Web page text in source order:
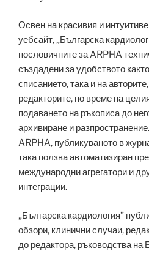
Освен на красивия и
уебсайт, „Българска
пословичните за ARPHA
създадени за удобството
списанието, така и на
редакторите, по време на
подаването на ръкописа до
архивиране и
ARPHA, публикуваното в
така ползва автоматизиран
международни агрегатори и
интеграции.
„Българска кардиология”
обзори, клинични случаи,
до редактора, ръководства на